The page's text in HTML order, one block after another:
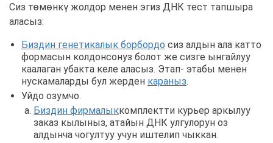
Сиз төмөнкү жолдор менен эгиз ДНК тест тапшыра
аласыз:
Биздин генетикалык борбордо сиз алдын ала катто
формасын колдонсонуз болот же сизге ынгайлуу
каалаган убакта келе аласыз. Этап- этабы менен
нускамаларды бул жерден караныз.
Уйдо озумчо.
Биздин фирмалыккомплектти курьер аркылуу
заказ кылыныз, атайын ДНК улгулорун оз
алдынча чогултуу учун иштелип чыккан.